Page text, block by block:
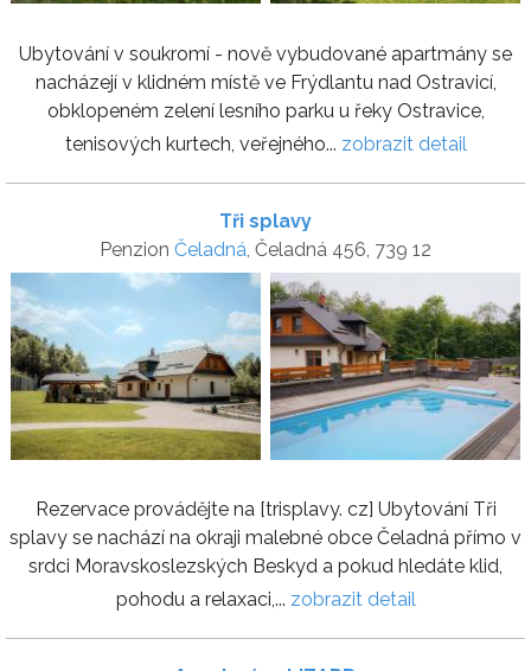
Ubytování v soukromí - nově vybudované apartmány se
nacházejí v klidném místě ve Frýdlantu nad Ostravicí,
obklopeném zelení lesního parku u řeky Ostravice,
tenisových kurtech, veřejného... zobrazit detail
Tři splavy
Penzion Čeladná , Čeladná 456, 739 12
Rezervace provádějte na [trisplavy. cz] Ubytování Tři
splavy se nachází na okraji malebné obce Čeladná přímo v
srdci Moravskoslezských Beskyd a pokud hledáte klid,
pohodu a relaxaci,... zobrazit detail